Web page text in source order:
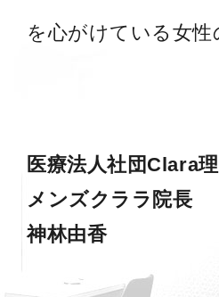
を心がけている女性
医療法人社団Clara
メンズクララ院長
神林由香